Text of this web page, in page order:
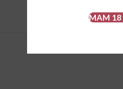
MAM 18